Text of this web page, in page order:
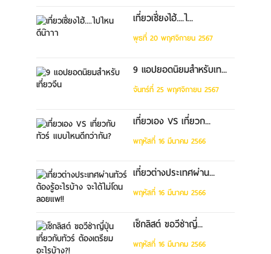
เที่ยวเซี่ยงไฮ้....ไ...
พุธที่ 20 พฤศจิกายน 2567
9 แอปยอดนิยมสำหรับเท...
จันทร์ที่ 25 พฤศจิกายน 2567
เที่ยวเอง VS เที่ยวก...
พฤหัสที่ 16 มีนาคม 2566
เที่ยวต่างประเทศผ่าน...
พฤหัสที่ 16 มีนาคม 2566
เช็กลิสต์ ขอวีซ่าญี่...
พฤหัสที่ 16 มีนาคม 2566